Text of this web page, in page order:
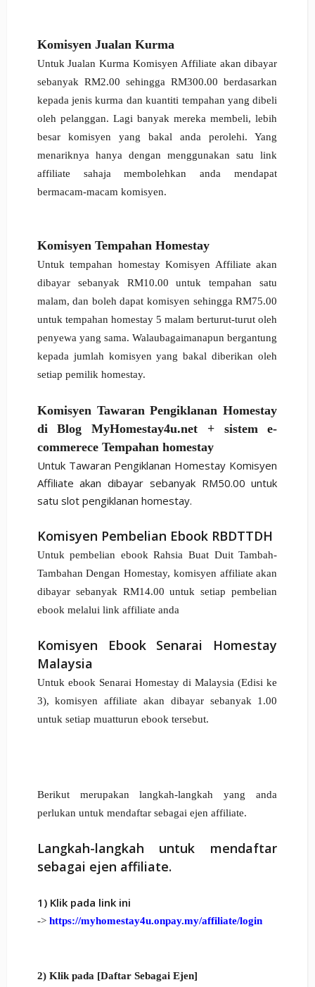
Komisyen Jualan Kurma
Untuk Jualan Kurma Komisyen Affiliate akan dibayar
sebanyak RM2.00 sehingga RM300.00 berdasarkan
kepada jenis kurma dan kuantiti tempahan yang dibeli
oleh pelanggan. Lagi banyak mereka membeli, lebih
besar komisyen yang bakal anda perolehi. Yang
menariknya hanya dengan menggunakan satu link
affiliate sahaja membolehkan anda mendapat
bermacam-macam komisyen.
Komisyen Tempahan Homestay
Untuk tempahan homestay Komisyen Affiliate akan
dibayar sebanyak RM10.00 untuk tempahan satu
malam, dan boleh dapat komisyen sehingga RM75.00
untuk tempahan homestay 5 malam berturut-turut oleh
penyewa yang sama. Walaubagaimanapun bergantung
kepada jumlah komisyen yang bakal diberikan oleh
setiap pemilik homestay.
Komisyen Tawaran Pengiklanan Homestay
di Blog MyHomestay4u.net + sistem e-
commerece Tempahan homestay
Untuk Tawaran Pengiklanan Homestay Komisyen
Affiliate akan dibayar sebanyak RM50.00 untuk
satu slot pengiklanan homestay.
Komisyen Pembelian Ebook RBDTTDH
Untuk pembelian ebook Rahsia Buat Duit Tambah-
Tambahan Dengan Homestay, komisyen affiliateakan
dibayar sebanyak RM14.00 untuk setiap pembelian
ebook melalui link affiliate anda
Komisyen Ebook Senarai Homestay
Malaysia
Untuk ebook Senarai Homestay di Malaysia (Edisi ke
3), komisyen affiliate akan dibayar sebanyak 1.00
untuk setiap muatturun ebook tersebut.
Berikut merupakan langkah-langkah yang anda
perlukan untuk mendaftar sebagai ejen affiliate.
Langkah-langkah untuk mendaftar
sebagai ejen affiliate.
1) Klik pada link ini
-> https://myhomestay4u.onpay.my/affiliate/login
2) Klik pada [Daftar Sebagai Ejen]